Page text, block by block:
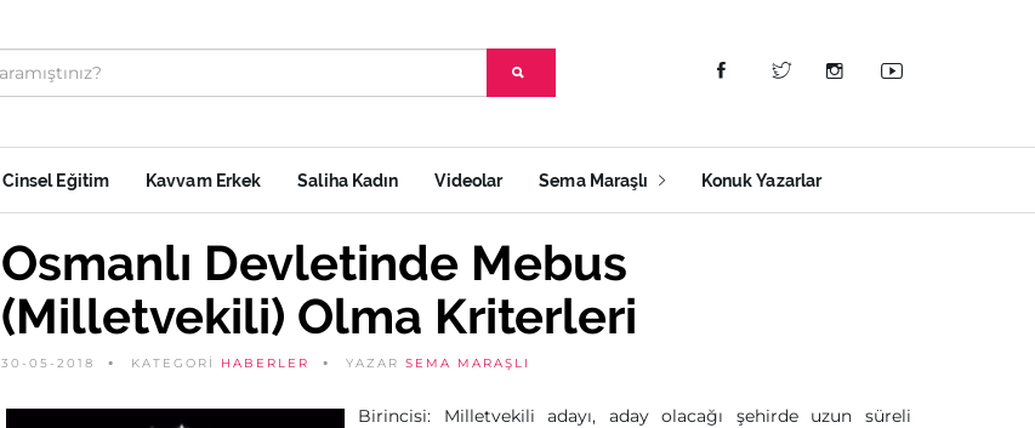
Cinsel Eğitim Kavvam Erkek Saliha Kadın Videolar Sema Maraşlı Konuk Yazarlar
Osmanlı Devletinde Mebus
(Milletvekili) Olma Kriterleri
30-05-2018 KATEGORİ HABERLER YAZAR SEMA MARAŞLI
Birincisi: Milletvekili adayı, aday olacağı şehirde uzun süreli